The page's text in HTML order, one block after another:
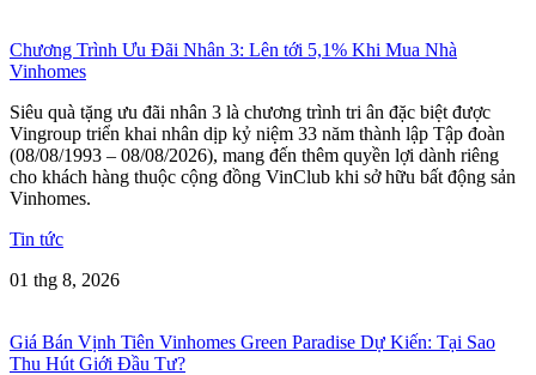
Chương Trình Ưu Đãi Nhân 3: Lên tới 5,1% Khi Mua Nhà
Vinhomes
Siêu quà tặng ưu đãi nhân 3 là chương trình tri ân đặc biệt được
Vingroup triển khai nhân dịp kỷ niệm 33 năm thành lập Tập đoàn
(08/08/1993 – 08/08/2026), mang đến thêm quyền lợi dành riêng
cho khách hàng thuộc cộng đồng VinClub khi sở hữu bất động sản
Vinhomes.
Tin tức
01 thg 8, 2026
Giá Bán Vịnh Tiên Vinhomes Green Paradise Dự Kiến: Tại Sao
Thu Hút Giới Đầu Tư?